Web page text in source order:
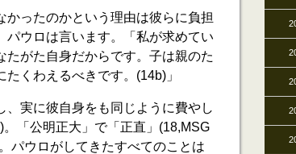
ったのかという理由は彼らに負担
パウロは言います。「私が求めてい
たがた自身だからです。子は親のた
くわえるべきです。(14b)」
実に彼自身をも同じように費やし
「公明正大」で「正直」(18,MSG
パウロがしてきたすべてのことは